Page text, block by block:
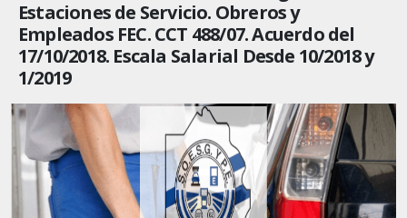
Estaciones de Servicio. Obreros y
Empleados FEC. CCT 488/07. Acuerdo del
17/10/2018. Escala Salarial Desde 10/2018 y
1/2019